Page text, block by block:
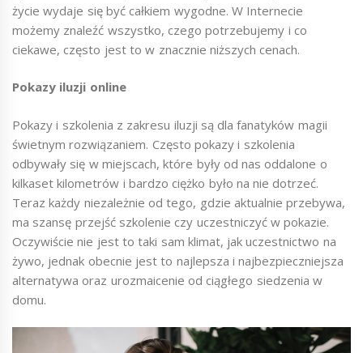
życie wydaje się być całkiem wygodne. W Internecie
możemy znaleźć wszystko, czego potrzebujemy i co
ciekawe, często jest to w znacznie niższych cenach.
Pokazy iluzji online
Pokazy i szkolenia z zakresu iluzji są dla fanatyków magii
świetnym rozwiązaniem. Często pokazy i szkolenia
odbywały się w miejscach, które były od nas oddalone o
kilkaset kilometrów i bardzo ciężko było na nie dotrzeć.
Teraz każdy niezależnie od tego, gdzie aktualnie przebywa,
ma szansę przejść szkolenie czy uczestniczyć w pokazie.
Oczywiście nie jest to taki sam klimat, jak uczestnictwo na
żywo, jednak obecnie jest to najlepsza i najbezpieczniejsza
alternatywa oraz urozmaicenie od ciągłego siedzenia w
domu.